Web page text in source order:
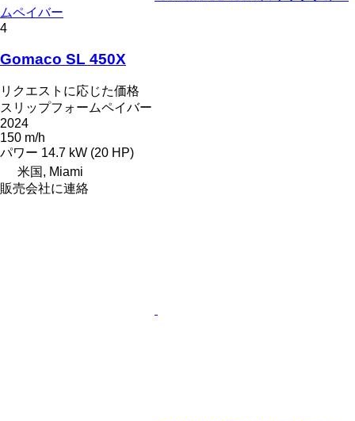
ムペイバー
4
Gomaco SL 450X
リクエストに応じた価格
スリップフォームペイバー
2024
150 m/h
パワー 14.7 kW (20 HP)
米国, Miami
販売会社に連絡